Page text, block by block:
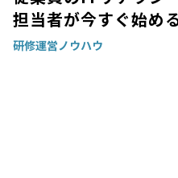
担当者が今すぐ始め
研修運営ノウハウ